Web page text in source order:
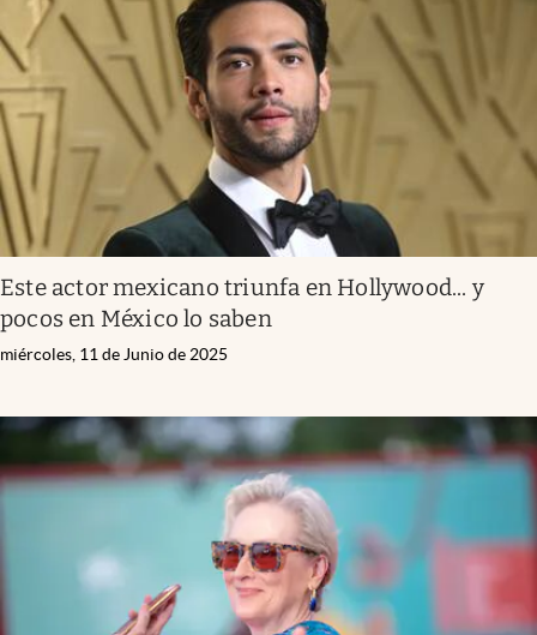
Este actor mexicano triunfa en Hollywood... y
pocos en México lo saben
miércoles, 11 de Junio de 2025